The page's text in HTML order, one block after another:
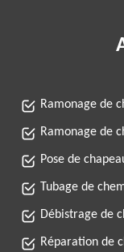
Ramonage de
Ramonage de
Pose de
Tubage de
Débistrage de
Réparation de